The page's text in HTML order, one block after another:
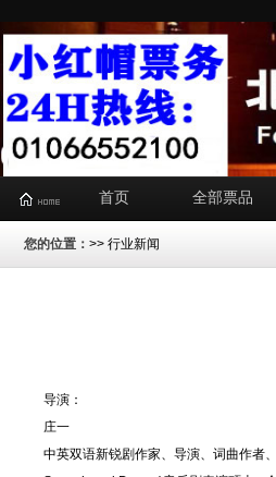
首页 全部票品
您的位置： >> 行业新闻
导演：
庄一
中英双语新锐剧作家、导演、词曲作者